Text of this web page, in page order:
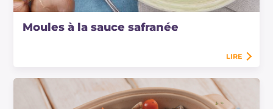
Moules à la sauce safranée
LIRE